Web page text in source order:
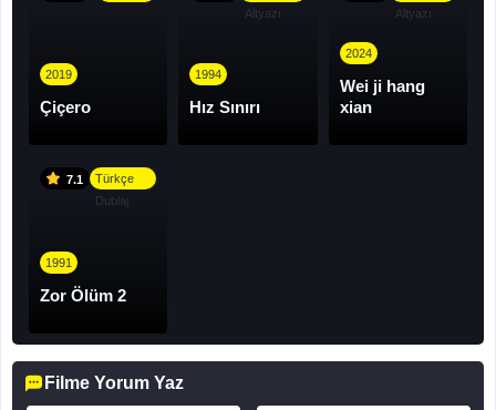
2019
Çiçero
Altyazı
1994
Hız Sınırı
Altyazı
2024
Wei ji hang
xian
7.1
Türkçe
Dublaj
1991
Zor Ölüm 2
Filme Yorum Yaz